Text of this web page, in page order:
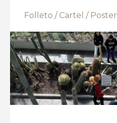
Folleto / Cartel / Poster